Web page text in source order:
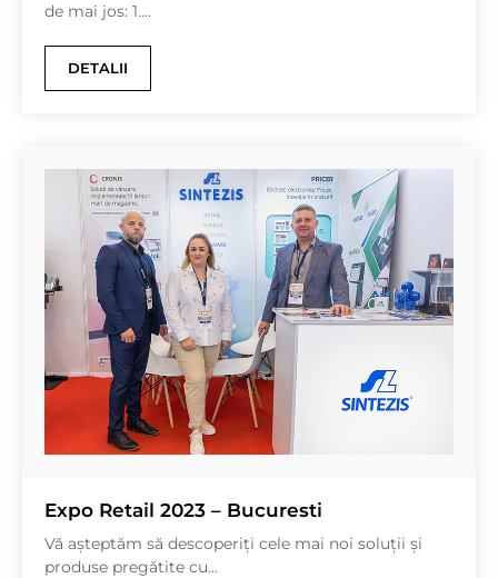
de mai jos: 1....
DETALII
Expo Retail 2023 – Bucuresti
Vă așteptăm să descoperiți cele mai noi soluții și
produse pregătite cu...